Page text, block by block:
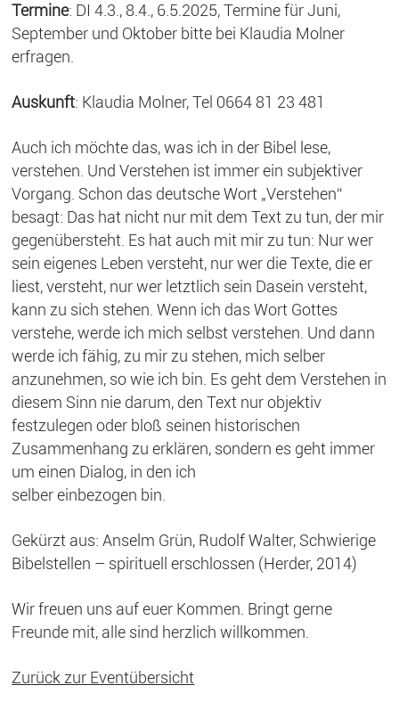
Termine: DI 4.3., 8.4., 6.5.2025, Termine für Juni,
September und Oktober bitte bei Klaudia Molner
erfragen.
Auskunft: Klaudia Molner, Tel 0664 81 23 481
Auch ich möchte das, was ich in der Bibel lese,
verstehen. Und Verstehen ist immer ein subjektiver
Vorgang. Schon das deutsche Wort „Verstehen“
besagt: Das hat nicht nur mit dem Text zu tun, der mir
gegenübersteht. Es hat auch mit mir zu tun: Nur wer
sein eigenes Leben versteht, nur wer die Texte, die er
liest, versteht, nur wer letztlich sein Dasein versteht,
kann zu sich stehen. Wenn ich das Wort Gottes
verstehe, werde ich mich selbst verstehen. Und dann
werde ich fähig, zu mir zu stehen, mich selber
anzunehmen, so wie ich bin. Es geht dem Verstehen in
diesem Sinn nie darum, den Text nur objektiv
festzulegen oder bloß seinen historischen
Zusammenhang zu erklären, sondern es geht immer
um einen Dialog, in den ich
selber einbezogen bin.
Gekürzt aus: Anselm Grün, Rudolf Walter, Schwierige
Bibelstellen – spirituell erschlossen (Herder, 2014)
Wir freuen uns auf euer Kommen. Bringt gerne
Freunde mit, alle sind herzlich willkommen.
Zurück zur Eventübersicht